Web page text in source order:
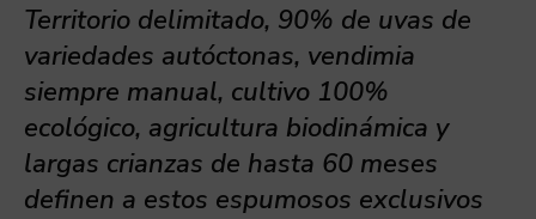
Territorio delimitado, 90% de uvas de
variedades autóctonas, vendimia
siempre manual, cultivo 100%
ecológico, agricultura biodinámica y
largas crianzas de hasta 60 meses
definen a estos espumosos exclusivos